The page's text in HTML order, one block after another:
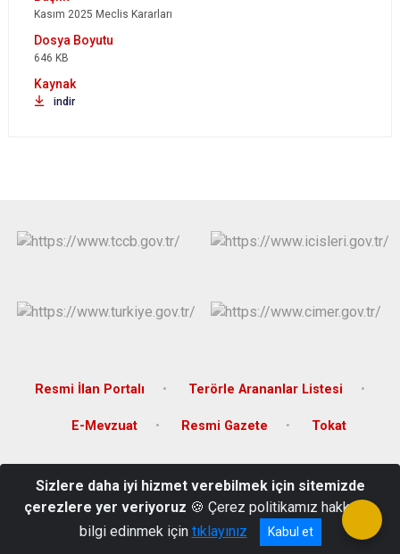
Kasım 2025 Meclis Kararları
646 KB
indir
Resmi İlan Portalı Terörle Arananlar Listesi
E-Mevzuat Resmi Gazete Tokat
Sarayı, Tokat
(0 356) 228 90 30
Sizlere daha iyi hizmet verebilmek için sitemizde
çerezlere yer veriyoruz 🍪 Çerez politikamız hakkında
bilgi edinmek için tıklayınız Kabul et